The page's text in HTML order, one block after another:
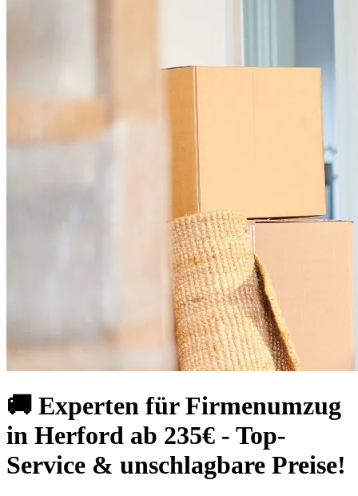
🚚 Experten für Firmenumzug
in Herford ab 235€ - Top-
Service & unschlagbare Preise!